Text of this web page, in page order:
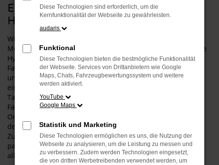
Extraklasse für Vilsbiburg – die
Hyundai i10 Tageszulassung
Wir können es gar nicht oft genug wiederholen: für die
Mobilität in Vilsbiburg empfehlen wir vorbehaltlos auch eine
Hyundai i10 Tageszulassung. Wann immer wir nach dieser
Fahrzeugform gefragt werden, erläutern wir deren Vorzüge
und die sprichwörtliche „Quadratur des Kreises“ die damit
einhergeht. Einerseits handelt es sich bei einer Hyundai i10
Tageszulassung um einen echten Neuwagen und ein
Fahrzeug, das weder in Vilsbiburg noch an einem anderen
Ort auch nur einen Kilometer gefahren wurde. Andererseits
deklarieren wir die Hyundai i10 Tageszulassung durch das
Zulassen für einen Tag in einen Gebrauchtwagen um und
passen den Preis entsprechend an. Das ist clever und vor
allen Dingen unglaublich geldsparend.
Diese Technologien sind erforderlich, um die
Kernfunktionalität der Webseite zu gewährleisten.
audaris
Funktional
Diese Technologien bieten die bestmögliche Funktionalität
der Webseite. Services von Drittanbietern wie Google
Maps, Chats, Fahrzeugbewertungssystem und weitere
werden aktiviert.
YouTube
Google Maps
Statistik und Marketing
Diese Technologien ermöglichen es uns, die Nutzung der
Webseite zu analysieren, um die Leistung zu messen und
zu verbessern. Zudem werden Technologien eingesetzt,
die von dritten Werbetreibenden verwendet werden, um